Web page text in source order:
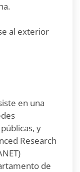
al exterior
en una
y
Research
de